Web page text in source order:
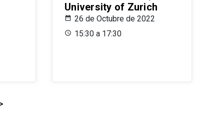
University of Zurich
26 de Octubre de 2022
15:30 a 17:30